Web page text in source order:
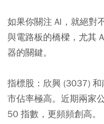
如果你關注 AI，就絕對
與電路板的橋樑，尤其
器的關鍵。
指標股：欣興 (3037)
市佔率極高。近期兩家
50 指數，更頻頻創高。